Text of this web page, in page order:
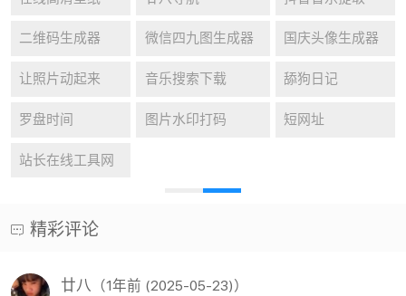
3D(3) Rhino(17) 永久激活win10(10)
3D模型(3) keyshot渲染(14) kms激活(14)
Office激活(14) 激活工具(14) 图形图像(13)
犀牛插件(13)
cdr(10)
人工智能(9) Topaz(9)